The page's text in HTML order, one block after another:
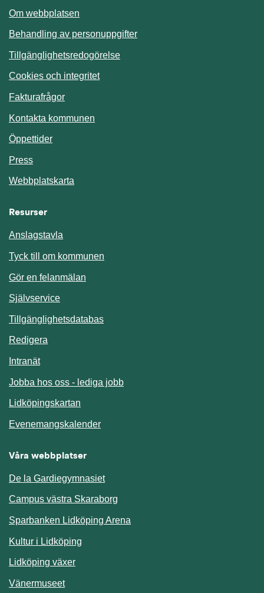
Om webbplatsen
Behandling av personuppgifter
Tillgänglighetsredogörelse
Cookies och integritet
Fakturafrågor
Kontakta kommunen
Öppettider
Press
Webbplatskarta
Resurser
Anslagstavla
Tyck till om kommunen
Gör en felanmälan
SjälvserviceLänk till annan webbplats.
TillgänglighetsdatabasLänk till annan webbplats.
Redigera
IntranätLänk till annan webbplats.
Jobba hos oss - lediga jobb
Lidköpingskartan
EvenemangskalenderLänk till annan webbplats.
Våra webbplatser
De la Gardiegymnasiet
Campus västra Skaraborg
Sparbanken Lidköping Arena
Kultur i Lidköping
Lidköping växer
Vänermuseet